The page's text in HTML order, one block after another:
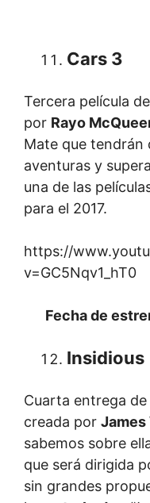
Cars 3
Tercera película de
por Rayo
Mate que tendrán
aventuras y
una de las
para el 2017.
https://
v=GC5Nqv1_hT0
Fecha de
Insidious
Cuarta entrega
creada por James
sabemos sobre
que será dirigida
sin grandes